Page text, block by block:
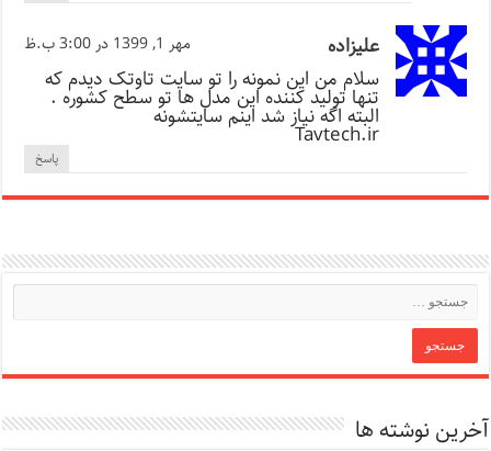
علیزاده مهر 1, 1399 در 3:00 ب.ظ
سلام من این نمونه را تو سایت تاوتک دیدم که
تنها تولید کننده این مدل ها تو سطح کشوره .
البته اگه نیاز شد اینم سایتشونه
Tavtech.ir
پاسخ
آخرین نوشته ها